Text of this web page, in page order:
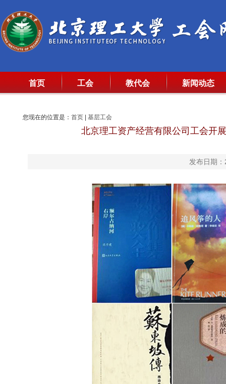
首页 工会 教代会 新闻动态
您现在的位置是： 首页 基层工会
北京理工资产经营有限公司工会开
发布日期